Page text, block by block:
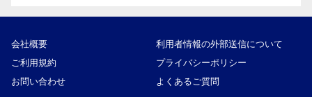
会社概要
利用者情報の外部送信について
ご利用規約
プライバシーポリシー
お問い合わせ
よくあるご質問